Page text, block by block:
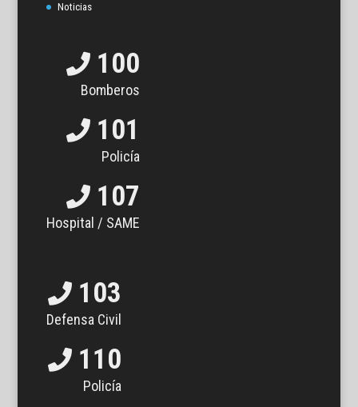
Noticias
100
Bomberos
101
Policía
107
Hospital / SAME
103
Defensa Civil
110
Policía